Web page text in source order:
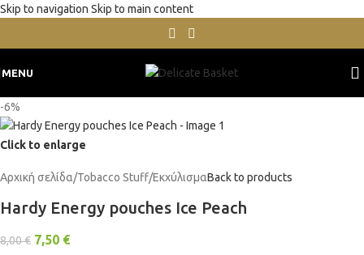
Skip to navigation Skip to main content
MENU
-6%
Click to enlarge
Αρχική σελίδα/Tobacco Stuff/ΕκχύλισμαBack to products
Hardy Energy pouches Ice Peach
8,00€ 7,50 €